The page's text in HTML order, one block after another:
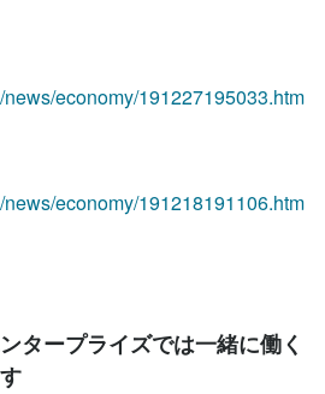
economy/191227195033.htm
economy/191218191106.htm
タープライズでは一緒に働く